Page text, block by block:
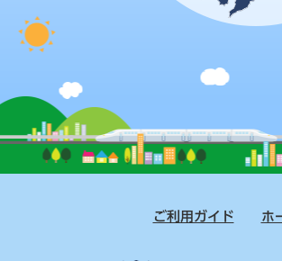
ご利用ガイド ホ